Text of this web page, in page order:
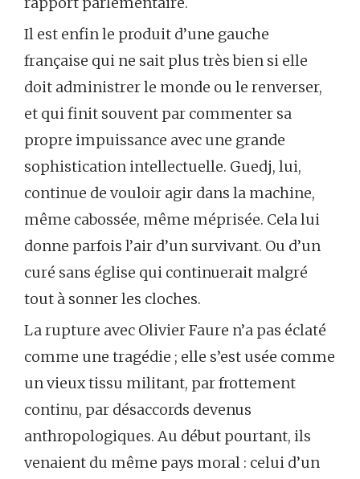
Il est enfin le produit d’une gauche
française qui ne sait plus très bien si elle
doit administrer le monde ou le renverser,
et qui finit souvent par commenter sa
propre impuissance avec une grande
sophistication intellectuelle. Guedj, lui,
continue de vouloir agir dans la machine,
même cabossée, même méprisée. Cela lui
donne parfois l’air d’un survivant. Ou d’un
curé sans église qui continuerait malgré
tout à sonner les cloches.
La rupture avec Olivier Faure n’a pas éclaté
comme une tragédie ; elle s’est usée comme
un vieux tissu militant, par frottement
continu, par désaccords devenus
anthropologiques. Au début pourtant, ils
venaient du même pays moral : celui d’un